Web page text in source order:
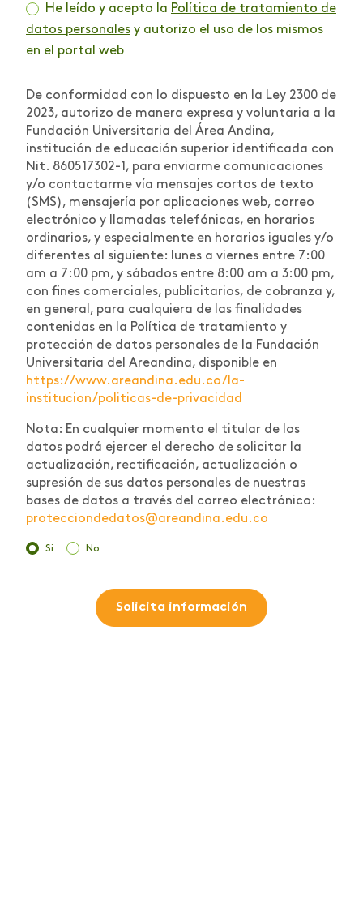
He leído y acepto la Política de tratamiento de
datos personales y autorizo el uso de los mismos
en el portal web
De conformidad con lo dispuesto en la Ley 2300 de
2023, autorizo de manera expresa y voluntaria a la
Fundación Universitaria del Área Andina,
institución de educación superior identificada con
Nit. 860517302-1, para enviarme comunicaciones
y/o contactarme vía mensajes cortos de texto
(SMS), mensajería por aplicaciones web, correo
electrónico y llamadas telefónicas, en horarios
ordinarios, y especialmente en horarios iguales y/o
diferentes al siguiente: lunes a viernes entre 7:00
am a 7:00 pm, y sábados entre 8:00 am a 3:00 pm,
con fines comerciales, publicitarios, de cobranza y,
en general, para cualquiera de las finalidades
contenidas en la Política de tratamiento y
protección de datos personales de la Fundación
Universitaria del Areandina, disponible en
https://www.areandina.edu.co/la-
institucion/politicas-de-privacidad
Nota: En cualquier momento el titular de los
datos podrá ejercer el derecho de solicitar la
actualización, rectificación, actualización o
supresión de sus datos personales de nuestras
bases de datos a través del correo electrónico:
protecciondedatos@areandina.edu.co
Si No
Solicita información